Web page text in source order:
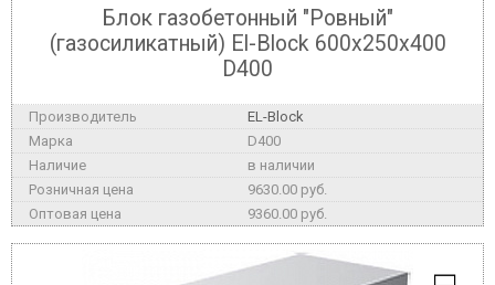
Блок газобетонный "Ровный"
(газосиликатный) El-Block 600х250х400
D400
EL-Block
D400
в наличии
9630.00 руб.
9360.00 руб.